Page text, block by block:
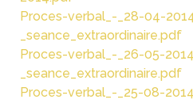
Proces-verbal_-_28-04-
_seance_extraordinaire.pdf
Proces-verbal_-_26-05-
_seance_extraordinaire.pdf
Proces-verbal_-_25-08-